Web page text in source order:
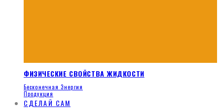
ФИЗИЧЕСКИЕ СВОЙСТВА ЖИДКОСТИ
Бесконечная Энергия
Продукция
СДЕЛАЙ САМ